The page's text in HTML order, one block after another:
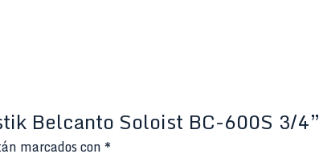
Belcanto Soloist BC-600S 3/4”
marcados con *